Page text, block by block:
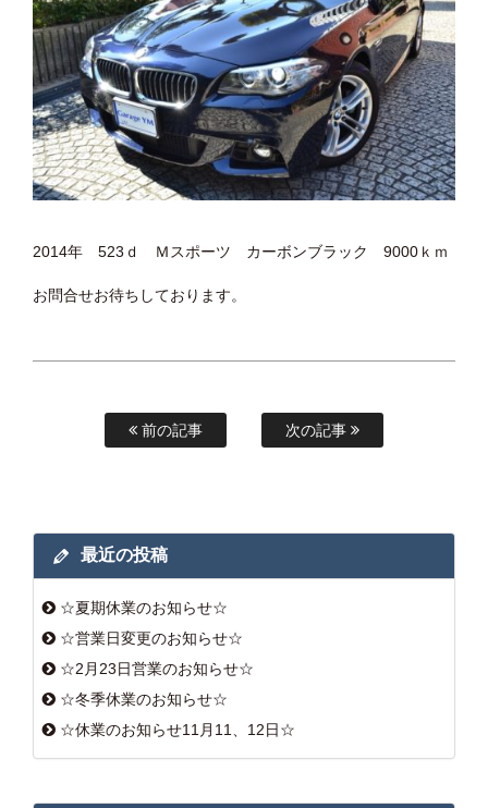
2014年 523ｄ Ｍスポーツ カーボンブラック 9000ｋｍ
お問合せお待ちしております。
前の記事 次の記事
最近の投稿
☆夏期休業のお知らせ☆
☆営業日変更のお知らせ☆
☆2月23日営業のお知らせ☆
☆冬季休業のお知らせ☆
☆休業のお知らせ11月11、12日☆